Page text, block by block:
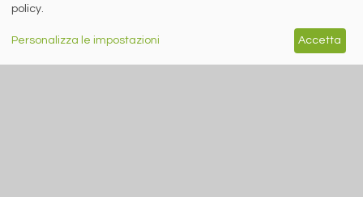
EVENTI
Capitale Sociale: 190.000€ interamente versato
policy.
Personalizza le impostazioni Accetta